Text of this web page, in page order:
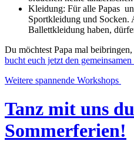
Kleidung: Für alle Papas
Sportkleidung und Socken.
Ballettkleidung haben,
Du möchtest Papa mal
bucht euch jetzt den
Weitere spannende Workshops
Tanz mit uns
Sommerferien!